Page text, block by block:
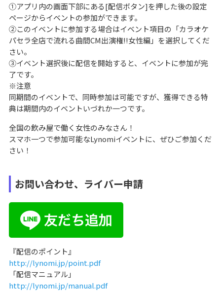
①アプリ内の画面下部にある[配信ボタン]を押した後の設定
ページからイベントの参加ができます。
②このイベントに参加する場合はイベント項目の「カラオケ
パセラ全店で流れる曲間CM出演権!!女性編」を選択してくだ
さい。
③イベント選択後に配信を開始すると、イベントに参加が完
了です。
※注意
同期間のイベントで、同時参加は可能ですが、獲得できる特
典は期間内のイベントいづれか一つです。
全国の飲み屋で働く女性のみなさん！
スマホ一つで参加可能なLynomiイベントに、ぜひご参加くだ
さい！
お問い合わせ、ライバー申請
『配信のポイント』
http://lynomi.jp/point.pdf
「配信マニュアル」
http://lynomi.jp/manual.pdf